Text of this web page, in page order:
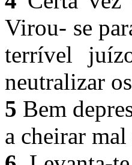
Virou- se
terrível
neutralizar
5 Bem
a cheirar